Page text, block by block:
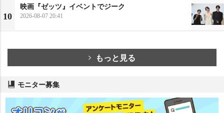
10
映画『ゼッツ』イベントでジーク
2026-08-07 20:41
もっと見る
モニター募集